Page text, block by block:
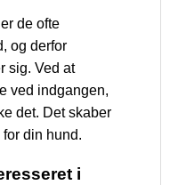
de ofte
og derfor
sig. Ved at
ved indgangen,
det. Det skaber
din hund.
i